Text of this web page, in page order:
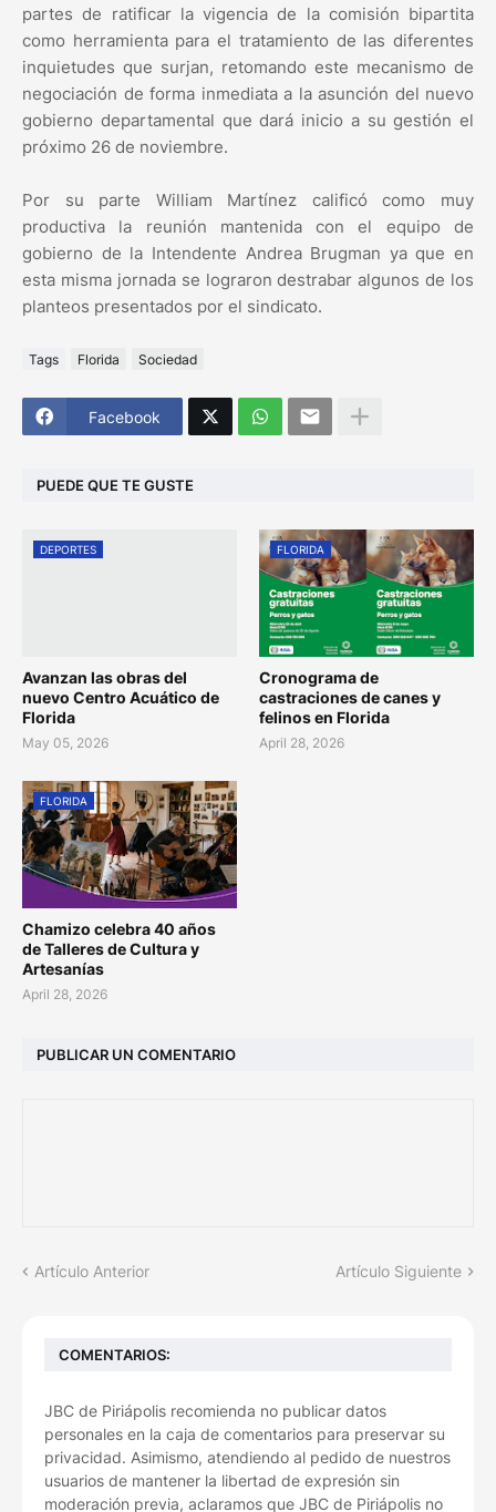
partes de ratificar la vigencia de la comisión bipartita
como herramienta para el tratamiento de las diferentes
inquietudes que surjan, retomando este mecanismo de
negociación de forma inmediata a la asunción del nuevo
gobierno departamental que dará inicio a su gestión el
próximo 26 de noviembre.
Por su parte William Martínez calificó como muy
productiva la reunión mantenida con el equipo de
gobierno de la Intendente Andrea Brugman ya que en
esta misma jornada se lograron destrabar algunos de los
planteos presentados por el sindicato.
Tags Florida Sociedad
Facebook
PUEDE QUE TE GUSTE
DEPORTES
Avanzan las obras del
nuevo Centro Acuático de
Florida
May 05, 2026
FLORIDA
Cronograma de
castraciones de canes y
felinos en Florida
April 28, 2026
FLORIDA
Chamizo celebra 40 años
de Talleres de Cultura y
Artesanías
April 28, 2026
PUBLICAR UN COMENTARIO
Artículo Anterior Artículo Siguiente
COMENTARIOS:
JBC de Piriápolis recomienda no publicar datos
personales en la caja de comentarios para preservar su
privacidad. Asimismo, atendiendo al pedido de nuestros
usuarios de mantener la libertad de expresión sin
moderación previa, aclaramos que JBC de Piriápolis no